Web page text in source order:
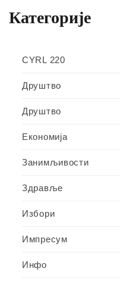
Категорије
CYRL 220
Друштво
Друштво
Економија
Занимљивости
Здравље
Избори
Импресум
Инфо